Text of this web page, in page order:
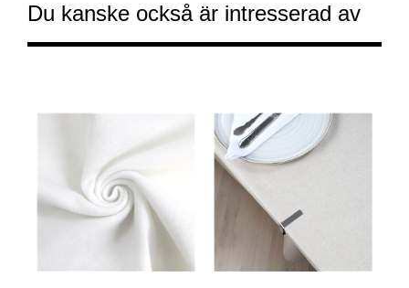
Du kanske också är intresserad av